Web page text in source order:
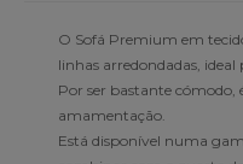
O Sofá Premium em
linhas arredondadas,
Por ser bastante cómodo,
amamentação.
Está disponível numa